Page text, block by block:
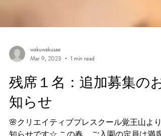
Mar 9, 2023
1 min read
残席１名：追加募集のお
知らせ